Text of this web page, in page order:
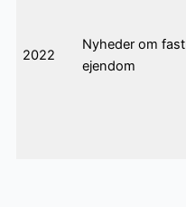
2022
Nyheder om fast
ejendom